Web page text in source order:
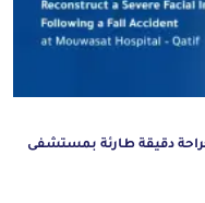
دقيقة طارئة بمستشفى